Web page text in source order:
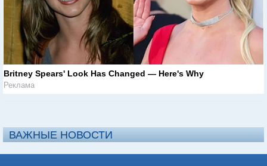
Britney Spears' Look Has Changed — Here's Why
Реклама
ВАЖНЫЕ НОВОСТИ